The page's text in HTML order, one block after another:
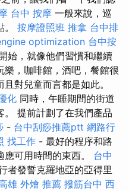
台中 按摩 一般來說，巡
按摩證照班 推拿 台中排
optimization 台中按
始，就像他們習慣和繼續
，咖啡館，酒吧，餐館很
對兒童而言都是如此。
化 同時，午睡期間的街道
。 提前計劃了在我們產品
- 台中刮痧推薦ptt 網路行
找工作 - 最好的程序和路
可用時間的東西。 台中
者發誓克羅地亞的亞得里
雄 外燴 推薦 撥筋台中 西